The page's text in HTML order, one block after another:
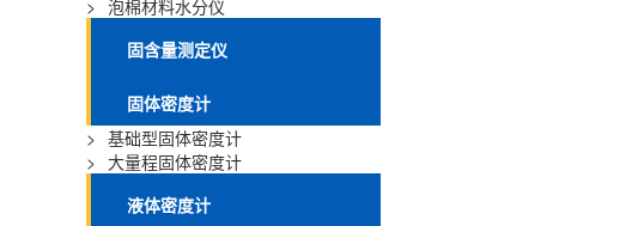
> 泡棉材料水分仪
固含量测定仪
固体密度计
> 基础型固体密度计
> 大量程固体密度计
液体密度计